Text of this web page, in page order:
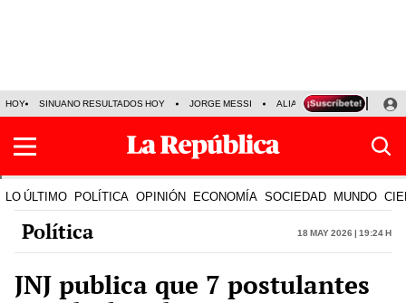
HOY SINUANO RESULTADOS HOY JORGE MESSI ALIANZA LIMA VS SPORT
LO ÚLTIMO POLÍTICA OPINIÓN ECONOMÍA SOCIEDAD MUNDO
Política 18 May 2026 | 19:24 h
JNJ publica que 7 postulantes